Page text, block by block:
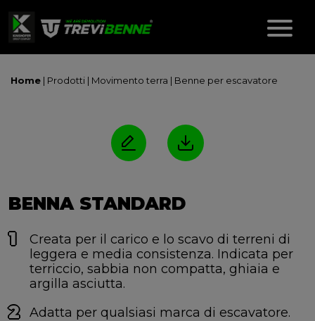
Home | Prodotti | Movimento terra | Benne per escavatore
BENNA STANDARD
Creata per il carico e lo scavo di terreni di
leggera e media consistenza. Indicata per
terriccio, sabbia non compatta, ghiaia e
argilla asciutta.
Adatta per qualsiasi marca di escavatore.